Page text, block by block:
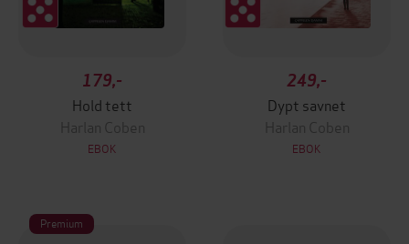
179,-
Hold tett
Harlan Coben
EBOK
249,-
Dypt savnet
Harlan Coben
EBOK
Premium